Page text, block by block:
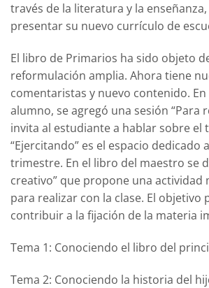
través de la literatura y la
presentar su nuevo currículo de
El libro de Primarios ha sido objeto
reformulación amplia. Ahora tiene
comentaristas y nuevo contenido.
alumno, se agregó una sesión “Para
invita al estudiante a hablar sobre el
“Ejercitando” es el espacio dedicado
trimestre. En el libro del maestro se
creativo” que propone una actividad
para realizar con la clase. El objetivo
contribuir a la fijación de la materia
Tema 1: Conociendo el libro del
Tema 2: Conociendo la historia del